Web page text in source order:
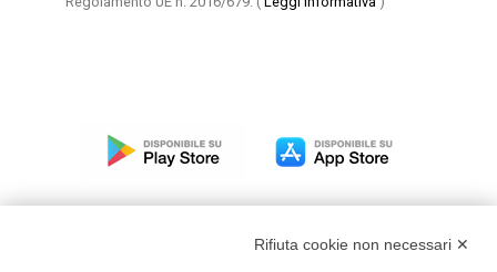
Rifiuta cookie non necessari ✕